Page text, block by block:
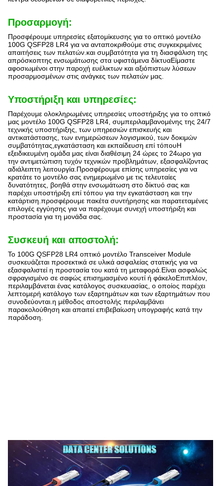
Προσαρμογή:
Προσφέρουμε υπηρεσίες εξατομίκευσης για το οπτικό μοντέλο
100G QSFP28 LR4 για να ανταποκριθούμε στις συγκεκριμένες
απαιτήσεις των πελατών.και συμβατότητα για τη διασφάλιση της
απρόσκοπτης ενσωμάτωσης στα υφιστάμενα δίκτυαΕίμαστε
αφοσιωμένοι στην παροχή ευέλικτων και αξιόπιστων λύσεων
προσαρμοσμένων στις ανάγκες των πελατών μας.
Υποστήριξη και υπηρεσίες:
Παρέχουμε ολοκληρωμένες υπηρεσίες υποστήριξης για το οπτικό
μας μοντέλο 100G QSFP28 LR4, συμπεριλαμβανομένης της 24/7
τεχνικής υποστήριξης, των υπηρεσιών επισκευής και
αντικατάστασης, των ενημερώσεων λογισμικού, των δοκιμών
συμβατότητας,εγκατάσταση και εκπαίδευση επί τόπουΗ
εξειδικευμένη ομάδα μας είναι διαθέσιμη 24 ώρες το 24ωρο για
την αντιμετώπιση τυχόν τεχνικών προβλημάτων, εξασφαλίζοντας
αδιάλειπτη λειτουργία.Προσφέρουμε επίσης υπηρεσίες για να
κρατάτε το μοντέλο σας ενημερωμένο με τις τελευταίες
δυνατότητες, βοηθά στην ενσωμάτωση στο δίκτυό σας και
παρέχει υποστήριξη επί τόπου για την εγκατάσταση και την
κατάρτιση.προσφέρουμε πακέτα συντήρησης και παρατεταμένες
επιλογές εγγύησης για να παρέχουμε συνεχή υποστήριξη και
προστασία για τη μονάδα σας.
Συσκευή και αποστολή:
Το 100G QSFP28 LR4 οπτικό μοντέλο Transceiver Module
συσκευάζεται προσεκτικά σε υλικά ασφαλείας στατικής για να
εξασφαλιστεί η προστασία του κατά τη μεταφορά.Είναι ασφαλώς
σφραγισμένο σε σαφώς επισημασμένο κουτί ή φάκελοΕπιπλέον,
περιλαμβάνεται ένας κατάλογος συσκευασίας, ο οποίος παρέχει
λεπτομερή κατάλογο των εξαρτημάτων και των εξαρτημάτων που
συνοδεύονται.η μέθοδος αποστολής περιλαμβάνει
παρακολούθηση και απαιτεί επιβεβαίωση υπογραφής κατά την
παράδοση.